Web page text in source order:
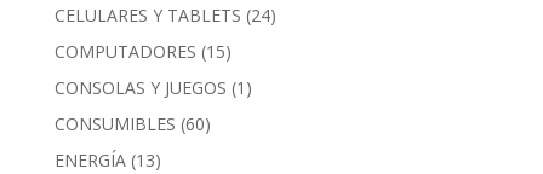
CELULARES Y TABLETS (24)
COMPUTADORES (15)
CONSOLAS Y JUEGOS (1)
CONSUMIBLES (60)
ENERGÍA (13)